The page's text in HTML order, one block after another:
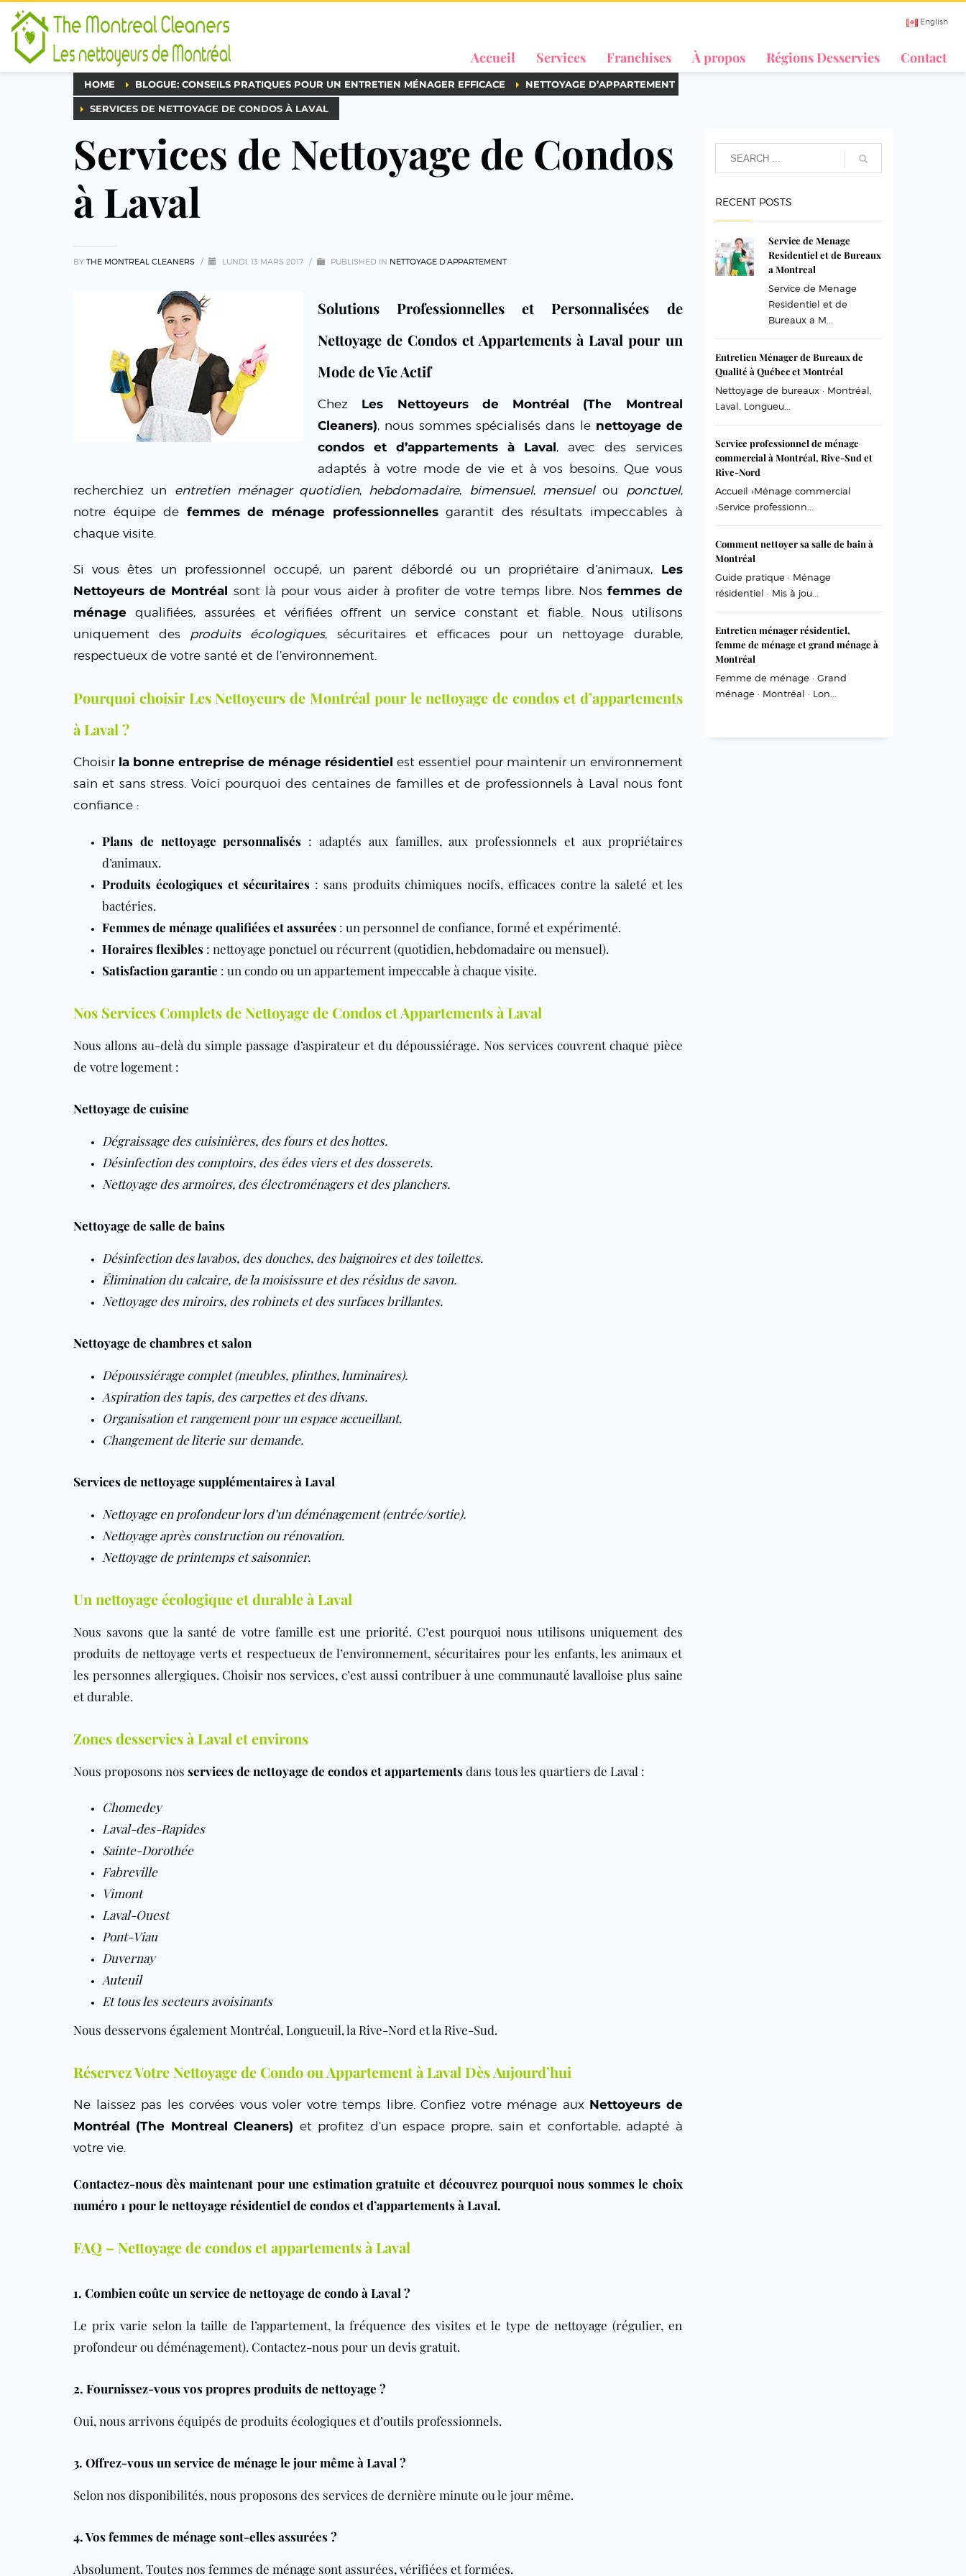
English
Accueil Services Franchises À propos Régions Desservies Contact
HOME BLOGUE: CONSEILS PRATIQUES POUR UN ENTRETIEN MÉNAGER EFFICACE NETTOYAGE D’APPARTEMENT
SERVICES DE NETTOYAGE DE CONDOS À LAVAL
Services de Nettoyage de Condos
à Laval
BY THE MONTREAL CLEANERS / LUNDI, 13 MARS 2017 / PUBLISHED IN NETTOYAGE D’APPARTEMENT
Solutions Professionnelles et Personnalisées de
Nettoyage de Condos et Appartements à Laval pour un
Mode de Vie Actif
Chez Les Nettoyeurs de Montréal (The Montreal
Cleaners), nous sommes spécialisés dans le nettoyage de
condos et d’appartements à Laval, avec des services
adaptés à votre mode de vie et à vos besoins. Que vous
recherchiez un entretien ménager quotidien, hebdomadaire, bimensuel, mensuelou ponctuel,
notre équipe de femmes de ménage professionnellesgarantit des résultats impeccables à
chaque visite.
Si vous êtes un professionnel occupé, un parent débordé ou un propriétaire d’animaux, Les
Nettoyeurs de Montréal sont là pour vous aider à profiter de votre temps libre. Nosfemmes de
ménage qualifiées, assurées et vérifiées offrent un service constant et fiable. Nous utilisons
uniquement des produits écologiques, sécuritaires et efficaces pour un nettoyage durable,
respectueux de votre santé et de l’environnement.
Pourquoi choisir Les Nettoyeurs de Montréal pour le nettoyage de condos et d’appartements
à Laval ?
Choisir la bonne entreprise de ménage résidentiel est essentiel pour maintenir un environnement
sain et sans stress. Voici pourquoi des centaines de familles et de professionnels à Laval nous font
confiance :
Plans de nettoyage personnalisés : adaptés aux familles, aux professionnels et aux propriétaires
d’animaux.
Produits écologiques et sécuritaires : sans produits chimiques nocifs, efficaces contre la saleté et les
bactéries.
Femmes de ménage qualifiées et assurées : un personnel de confiance, formé et expérimenté.
Horaires flexibles : nettoyage ponctuel ou récurrent (quotidien, hebdomadaire ou mensuel).
Satisfaction garantie : un condo ou un appartement impeccable à chaque visite.
Nos Services Complets de Nettoyage de Condos et Appartements à Laval
Nous allons au-delà du simple passage d’aspirateur et du dépoussiérage. Nos services couvrent chaque pièce
de votre logement :
Nettoyage de cuisine
Dégraissage des cuisinières, des fours et des hottes.
Désinfection des comptoirs, des édes viers et des dosserets.
Nettoyage des armoires, des électroménagers et des planchers.
Nettoyage de salle de bains
Désinfection des lavabos, des douches, des baignoires et des toilettes.
Élimination du calcaire, de la moisissure et des résidus de savon.
Nettoyage des miroirs, des robinets et des surfaces brillantes.
Nettoyage de chambres et salon
Dépoussiérage complet (meubles, plinthes, luminaires).
Aspiration des tapis, des carpettes et des divans.
Organisation et rangement pour un espace accueillant.
Changement de literie sur demande.
Services de nettoyage supplémentaires à Laval
Nettoyage en profondeurlors d’undéménagement(entrée/sortie).
Nettoyage après construction ou rénovation.
Nettoyage de printemps et saisonnier.
Un nettoyage écologique et durable à Laval
Nous savons que la santé de votre famille est une priorité. C’est pourquoi nous utilisons uniquement des
produits de nettoyage verts et respectueux de l’environnement, sécuritaires pour les enfants, les animaux et
les personnes allergiques. Choisir nos services, c’est aussi contribuer à une communauté lavalloise plus saine
et durable.
Zones desservies à Laval et environs
Nous proposons nos services de nettoyage de condos et appartementsdans tous les quartiers de Laval :
Chomedey
Laval-des-Rapides
Sainte-Dorothée
Fabreville
Vimont
Laval-Ouest
Pont-Viau
Duvernay
Auteuil
Et tous les secteurs avoisinants
Nous desservons également Montréal, Longueuil, la Rive-Nord et la Rive-Sud.
Réservez Votre Nettoyage de Condo ou Appartement à Laval Dès Aujourd’hui
Ne laissez pas les corvées vous voler votre temps libre. Confiez votre ménage auxNettoyeurs de
Montréal (The Montreal Cleaners) et profitez d’un espace propre, sain et confortable, adapté à
votre vie.
Contactez-nous dès maintenant pour une estimation gratuite et découvrez pourquoi nous sommes le choix
numéro 1 pour le nettoyage résidentiel de condos et d’appartements à Laval.
FAQ – Nettoyage de condos et appartements à Laval
1. Combien coûte un service de nettoyage de condo à Laval ?
Le prix varie selon la taille de l’appartement, la fréquence des visites et le type de nettoyage (régulier, en
profondeur ou déménagement). Contactez-nous pour un devis gratuit.
2. Fournissez-vous vos propres produits de nettoyage ?
Oui, nous arrivons équipés de produits écologiques et d’outils professionnels.
3. Offrez-vous un service de ménage le jour même à Laval ?
Selon nos disponibilités, nous proposons des services de dernière minute ou le jour même.
4. Vos femmes de ménage sont-elles assurées ?
Absolument. Toutes nos femmes de ménage sont assurées, vérifiées et formées.
RECENT POSTS
Service de Menage
Residentiel et de Bureaux
a Montreal
Service de Menage
Residentiel et de
Bureaux a M...
Entretien Ménager de Bureaux de
Qualité à Québec et Montréal
Nettoyage de bureaux · Montréal,
Laval, Longueu...
Service professionnel de ménage
commercial à Montréal, Rive-Sud et
Rive-Nord
Accueil ›Ménage commercial
›Service professionn...
Comment nettoyer sa salle de bain à
Montréal
Guide pratique · Ménage
résidentiel · Mis à jou...
Entretien ménager résidentiel,
femme de ménage et grand ménage à
Montréal
Femme de ménage · Grand
ménage · Montréal · Lon...